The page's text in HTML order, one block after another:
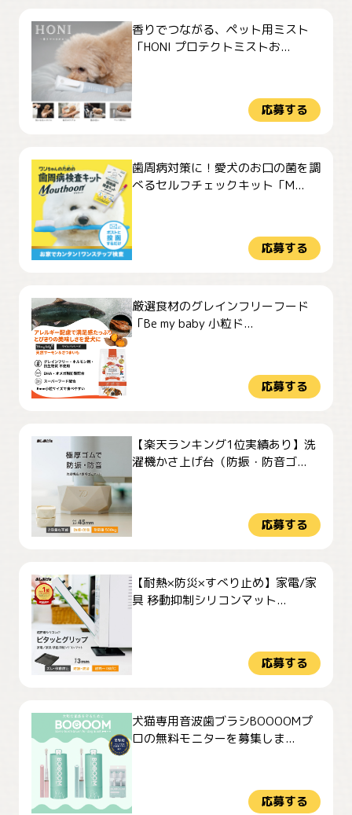
香りでつながる、ペット用ミスト
「HONI プロテクトミストお...
応募する
歯周病対策に！愛犬のお口の菌を調
べるセルフチェックキット「M...
応募する
厳選食材のグレインフリーフード
「Be my baby 小粒ド...
応募する
【楽天ランキング1位実績あり】洗
濯機かさ上げ台（防振・防音ゴ...
応募する
【耐熱×防災×すべり止め】家電/家
具 移動抑制シリコンマット...
応募する
犬猫専用音波歯ブラシBOOOOMプ
ロの無料モニターを募集しま...
応募する